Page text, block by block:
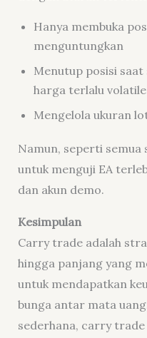
Hanya membuka
menguntungkan
Menutup posisi
harga terlalu volatile
Mengelola ukuran
Namun, seperti
untuk menguji EA
dan akun demo.
Kesimpulan
Carry trade adalah
hingga panjang yang
untuk mendapatkan
bunga antar mata
sederhana, carry